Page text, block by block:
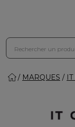
MARQUES